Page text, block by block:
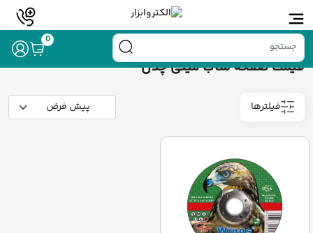
0 خانه/ محصولات برچسب خورده “قیمت صفحه ساب مینی چدن”
قیمت صفحه ساب مینی چدن
فیلترها